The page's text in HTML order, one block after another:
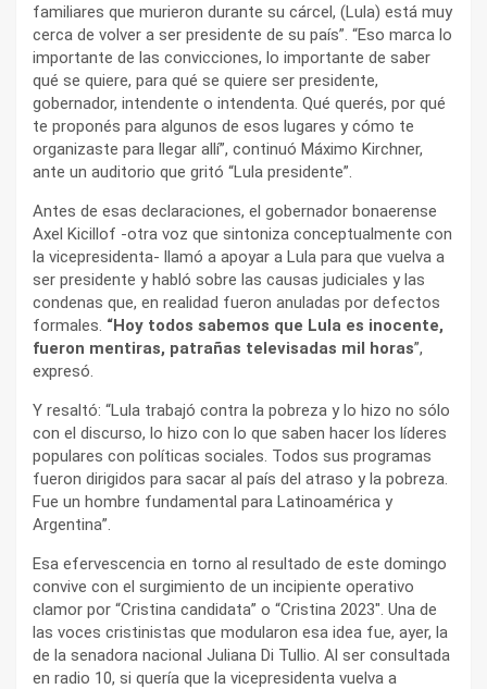
familiares que murieron durante su cárcel, (Lula) está muy
cerca de volver a ser presidente de su país”. “Eso marca lo
importante de las convicciones, lo importante de saber
qué se quiere, para qué se quiere ser presidente,
gobernador, intendente o intendenta. Qué querés, por qué
te proponés para algunos de esos lugares y cómo te
organizaste para llegar allí”, continuó Máximo Kirchner,
ante un auditorio que gritó “Lula presidente”.
Antes de esas declaraciones, el gobernador bonaerense
Axel Kicillof -otra voz que sintoniza conceptualmente con
la vicepresidenta- llamó a apoyar a Lula para que vuelva a
ser presidente y habló sobre las causas judiciales y las
condenas que, en realidad fueron anuladas por defectos
formales. “Hoy todos sabemos que Lula es inocente,
fueron mentiras, patrañas televisadas mil horas”,
expresó.
Y resaltó: “Lula trabajó contra la pobreza y lo hizo no sólo
con el discurso, lo hizo con lo que saben hacer los líderes
populares con políticas sociales. Todos sus programas
fueron dirigidos para sacar al país del atraso y la pobreza.
Fue un hombre fundamental para Latinoamérica y
Argentina”.
Esa efervescencia en torno al resultado de este domingo
convive con el surgimiento de un incipiente operativo
clamor por “Cristina candidata” o “Cristina 2023″. Una de
las voces cristinistas que modularon esa idea fue, ayer, la
de la senadora nacional Juliana Di Tullio. Al ser consultada
en radio 10, si quería que la vicepresidenta vuelva a